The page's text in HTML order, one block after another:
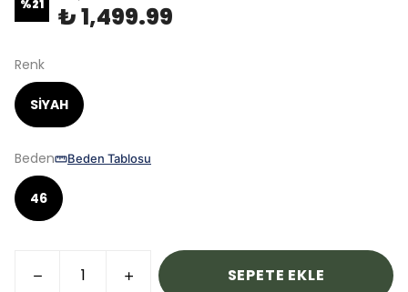
%21 ₺ 1,499.99
Renk
SİYAH
Beden Beden Tablosu
46
SEPETE EKLE